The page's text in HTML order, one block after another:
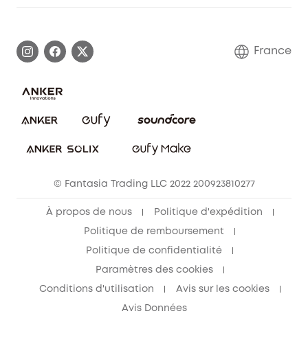
Annuler la commande
Communauté eufy Security
France
© Fantasia Trading LLC 2022 200923810277
À propos de nous Politique d'expédition
Politique de remboursement
Politique de confidentialité
Paramètres des cookies
Conditions d'utilisation Avis sur les cookies
Avis Données